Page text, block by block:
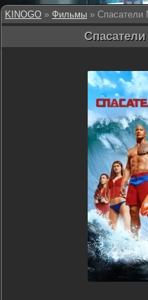
KINOGO » Фильмы » Спасатели